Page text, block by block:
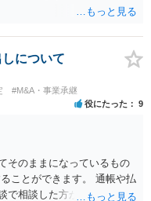
について
#M&A・事業承継
役にたった 9
そのままになっているもの
ことができます。 通帳や払
で相談した方がよいと思い